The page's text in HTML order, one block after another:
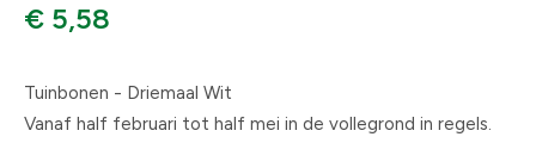
€ 5,58
Tuinbonen - Driemaal Wit
Vanaf half februari tot half mei in de vollegrond in regels.